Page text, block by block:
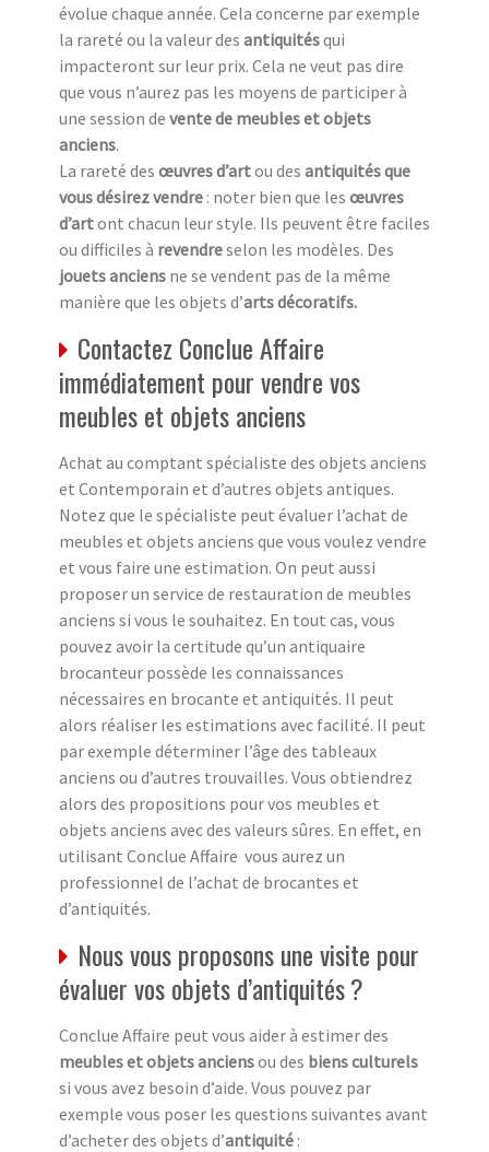
évolue chaque année. Cela concerne par exemple
la rareté ou la valeur des antiquitésqui
impacteront sur leur prix. Cela ne veut pas dire
que vous n’aurez pas les moyens de participer à
une session de vente de meubles et objets
anciens.
La rareté des œuvres d’artou des antiquités que
vous désirez vendre : noter bien que les œuvres
d’artont chacun leur style. Ils peuvent être faciles
ou difficiles à revendreselon les modèles. Des
jouets anciens ne se vendent pas de la même
manière que les objets d’arts décoratifs.
Contactez Conclue Affaire
immédiatement pour vendre vos
meubles et objets anciens
Achat au comptant spécialiste des objets anciens
et Contemporain et d’autres objets antiques.
Notez que le spécialiste peut évaluer l’achat de
meubles et objets anciens que vous voulez vendre
et vous faire une estimation. On peut aussi
proposer un service de restauration de meubles
anciens si vous le souhaitez. En tout cas, vous
pouvez avoir la certitude qu’un antiquaire
brocanteur possède les connaissances
nécessaires en brocante et antiquités. Il peut
alors réaliser les estimations avec facilité. Il peut
par exemple déterminer l’âge des tableaux
anciens ou d’autres trouvailles. Vous obtiendrez
alors des propositions pour vos meubles et
objets anciens avec des valeurs sûres. En effet, en
utilisant Conclue Affaire vous aurez un
professionnel de l’achat de brocantes et
d’antiquités.
Nous vous proposons une visite pour
évaluer vos objets d’antiquités ?
Conclue Affaire peut vous aider à estimer des
meubles et objets anciensou des biens culturels
si vous avez besoin d’aide. Vous pouvez par
exemple vous poser les questions suivantes avant
d’acheter des objets d’antiquité :